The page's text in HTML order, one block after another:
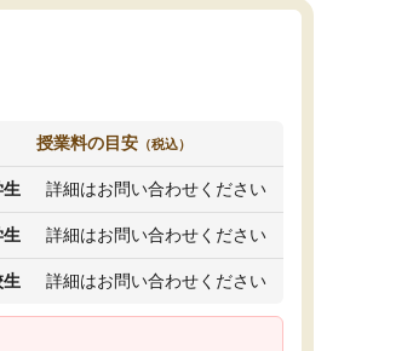
授業料の目安 （税込）
詳細はお問い合わせください
詳細はお問い合わせください
詳細はお問い合わせください